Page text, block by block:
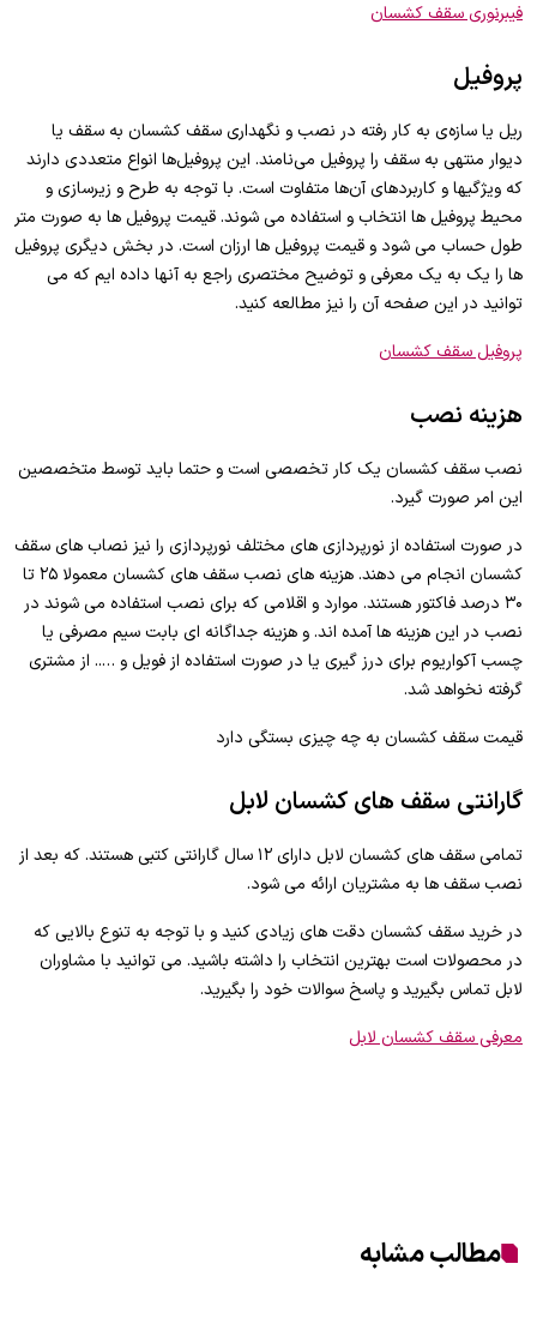
فیبرنوری سقف کشسان
پروفیل
ریل یا سازه‌ی‌ به کار رفته در نصب و نگهداری سقف کشسان به سقف یا
دیوار منتهی به سقف را پروفیل می‌نامند. این پروفیل‌ها انواع متعددی دارند
که ویژگی‎ها و کاربردهای آن‌ها متفاوت است. با توجه به طرح و زیرسازی و
محیط پروفیل ها انتخاب و استفاده می شوند. قیمت پروفیل ها به صورت متر
طول حساب می شود و قیمت پروفیل ها ارزان است. در بخش دیگری پروفیل
ها را یک به یک معرفی و توضیح مختصری راجع به آنها داده ایم که می
توانید در این صفحه آن را نیز مطالعه کنید.
پروفیل سقف کشسان
هزینه نصب
نصب سقف کشسان یک کار تخصصی است و حتما باید توسط متخصصین
این امر صورت گیرد.
در صورت استفاده از نورپردازی های مختلف نورپردازی را نیز نصاب های سقف
کشسان انجام می دهند. هزینه های نصب سقف های کشسان معمولا ۲۵ تا
۳۰ درصد فاکتور هستند. موارد و اقلامی که برای نصب استفاده می شوند در
نصب در این هزینه ها آمده اند. و هزینه جداگانه ای بابت سیم مصرفی یا
چسب آکواریوم برای درز گیری یا در صورت استفاده از فویل و ….. از مشتری
گرفته نخواهد شد.
قیمت سقف کشسان به چه چیزی بستگی دارد
گارانتی سقف های کشسان لابل
تمامی سقف های کشسان لابل دارای ۱۲ سال گارانتی کتبی هستند. که بعد از
نصب سقف ها به مشتریان ارائه می شود.
در خرید سقف کشسان دقت های زیادی کنید و با توجه به تنوع بالایی که
در محصولات است بهترین انتخاب را داشته باشید. می توانید با مشاوران
لابل تماس بگیرید و پاسخ سوالات خود را بگیرید.
معرفی سقف کشسان لابل
مطالب مشابه